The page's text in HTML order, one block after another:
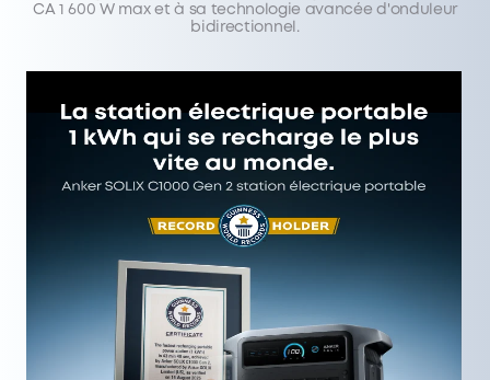
CA 1 600 W max et à sa technologie avancée d'onduleur
bidirectionnel.